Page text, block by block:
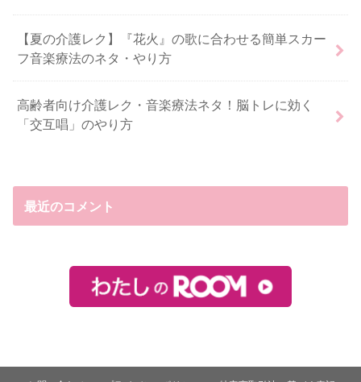
【夏の介護レク】『花火』の歌に合わせる簡単スカー
フ音楽療法のネタ・やり方
高齢者向け介護レク・音楽療法ネタ！脳トレに効く
「交互唱」のやり方
最近のコメント